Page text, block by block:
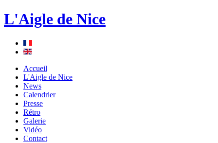
L'Aigle de Nice
Accueil
L'Aigle de Nice
News
Calendrier
Presse
Rétro
Galerie
Vidéo
Contact